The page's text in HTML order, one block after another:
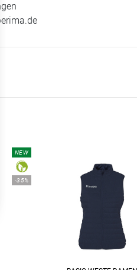
NEW
-35%